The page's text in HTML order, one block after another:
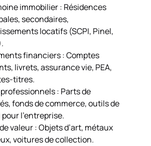
immobilier : Résidences
secondaires,
locatifs (SCPI, Pinel,
financiers : Comptes
livrets, assurance vie, PEA,
titres.
: Parts de
fonds de commerce, outils de
l’entreprise.
valeur : Objets d’art, métaux
voitures de collection.